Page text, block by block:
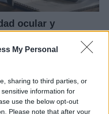
My Personal
sharing to third parties, or
information for
use the below opt-out
Please note that after your
ocular y
natural que…